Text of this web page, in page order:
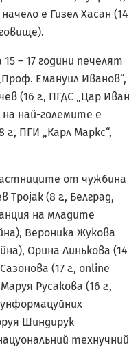
е Гизел Хасан (14
– 17 години печелят
Емануил Иванов“,
(16 г., ПГДС „Цар Иван
на най-големите е
г., ПГИ „Карл Маркс“,
от чужбина
(8 г., Белград,
на младите
Вероника Жукова
Орина Линькова (14
(17 г., оnline
Русакова (16 г.,
Шиндирук
технучний